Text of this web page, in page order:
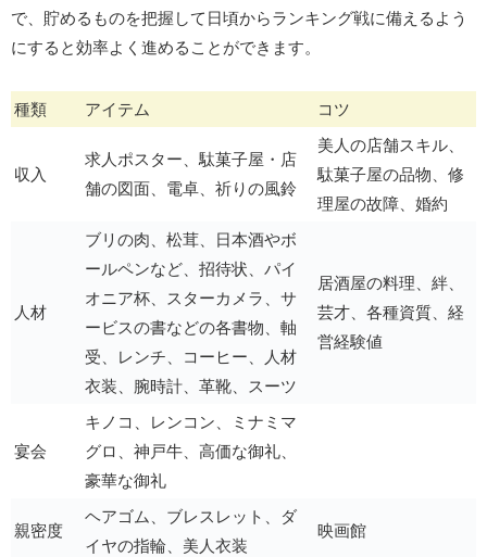
で、貯めるものを把握して日頃からランキング戦に備えるよう
にすると効率よく進めることができます。
種類 アイテム コツ
収入
求人ポスター、駄菓子屋・店
舗の図面、電卓、祈りの風鈴
美人の店舗スキル、
駄菓子屋の品物、修
理屋の故障、婚約
人材
ブリの肉、松茸、日本酒やボ
ールペンなど、招待状、パイ
オニア杯、スターカメラ、サ
ービスの書などの各書物、軸
受、レンチ、コーヒー、人材
衣装、腕時計、革靴、スーツ
居酒屋の料理、絆、
芸才、各種資質、経
営経験値
宴会
キノコ、レンコン、ミナミマ
グロ、神戸牛、高価な御礼、
豪華な御礼
親密度
ヘアゴム、ブレスレット、ダ
イヤの指輪、美人衣装
映画館